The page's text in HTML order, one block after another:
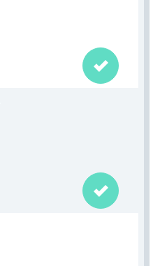

